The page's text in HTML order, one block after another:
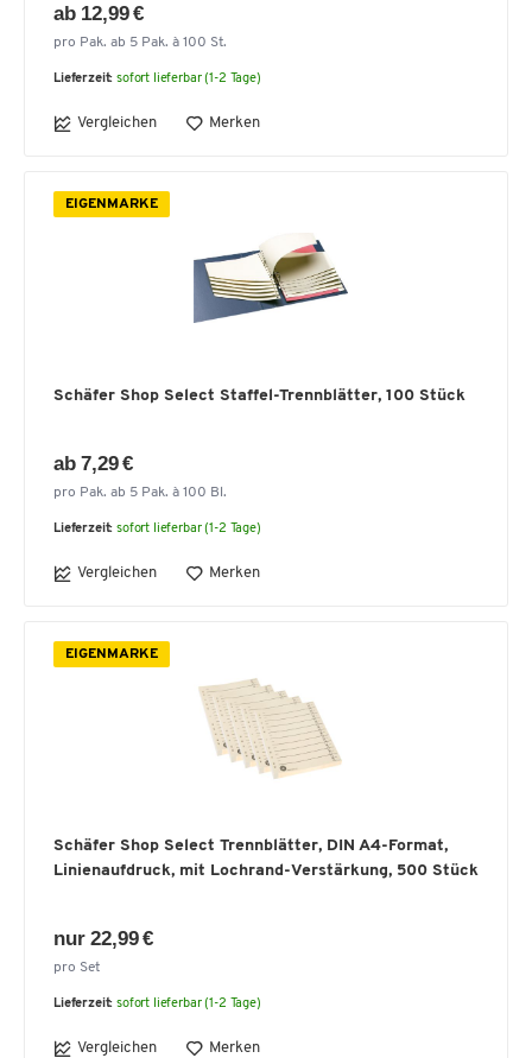
ab 12,99 €
pro Pak. ab 5 Pak. à 100 St.
Lieferzeit: sofort lieferbar (1-2 Tage)
Vergleichen Merken
EIGENMARKE
Schäfer Shop Select Staffel-Trennblätter, 100 Stück
ab 7,29 €
pro Pak. ab 5 Pak. à 100 Bl.
Lieferzeit: sofort lieferbar (1-2 Tage)
Vergleichen Merken
EIGENMARKE
Schäfer Shop Select Trennblätter, DIN A4-Format,
Linienaufdruck, mit Lochrand-Verstärkung, 500 Stück
nur 22,99 €
pro Set
Lieferzeit: sofort lieferbar (1-2 Tage)
Vergleichen Merken